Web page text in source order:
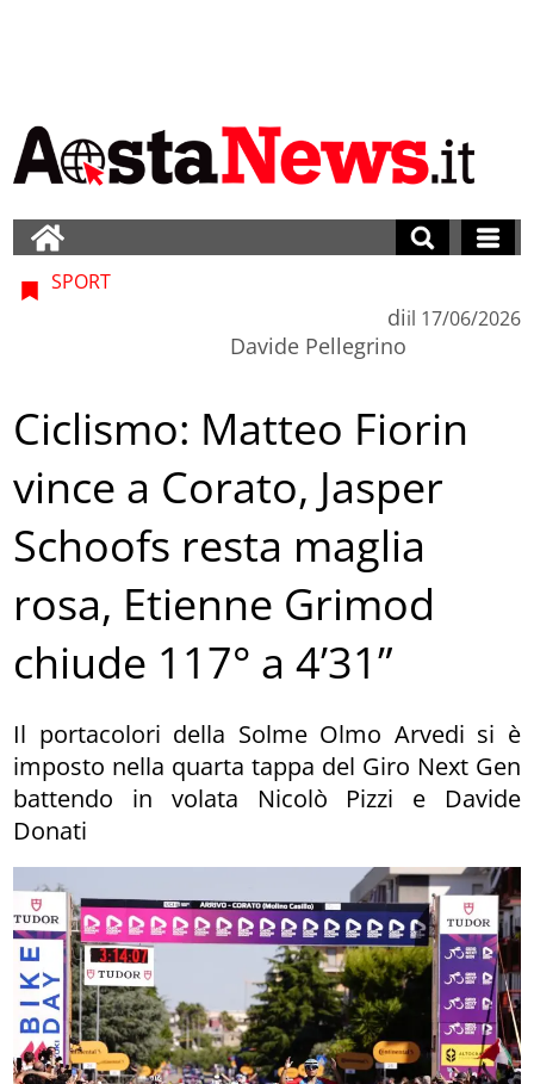
SPORT
di
Davide Pellegrino
il 17/06/2026
Ciclismo: Matteo Fiorin
vince a Corato, Jasper
Schoofs resta maglia
rosa, Etienne Grimod
chiude 117° a 4’31”
Il portacolori della Solme Olmo Arvedi si è
imposto nella quarta tappa del Giro Next Gen
battendo in volata Nicolò Pizzi e Davide
Donati